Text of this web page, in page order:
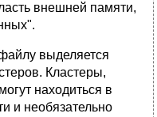
внешней памяти,
выделяется
Кластеры,
находиться в
и необязательно